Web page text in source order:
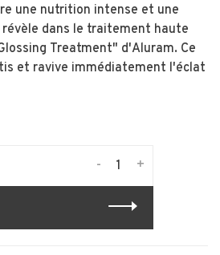
une nutrition intense et une
dans le traitement haute
Treatment" d'Aluram. Ce
et ravive immédiatement l'éclat
+
-